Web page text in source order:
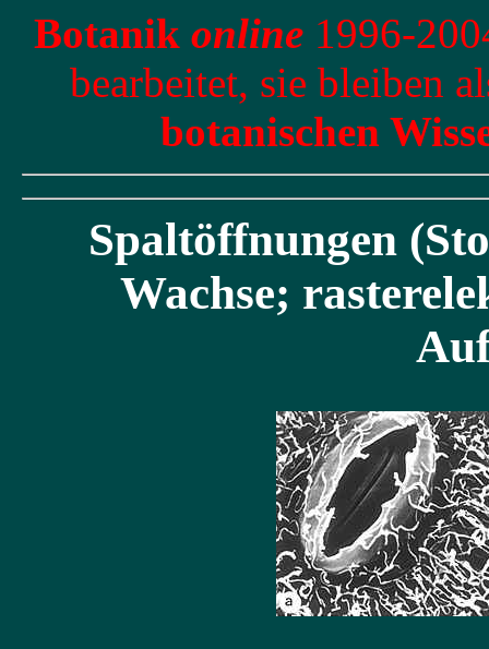
Botanik online 1996-
bearbeitet, sie bleiben
botanischen
Spaltöffnungen
Wachse;